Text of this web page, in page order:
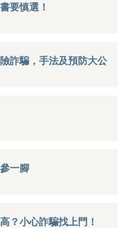
要慎選！
詐騙，手法及預防大公
一腳
？小心詐騙找上門！